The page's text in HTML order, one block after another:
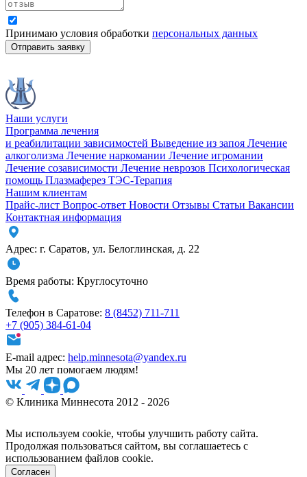
Принимаю условия обработки персональных данных
Отправить заявку
Наши услуги
Программа лечения
и реабилитации зависимостей Выведение из запоя Лечение
алкоголизма Лечение наркомании Лечение игромании
Лечение созависимости Лечение неврозов Психологическая
помощь Плазмаферез ТЭС-Терапия
Нашим клиентам
Прайс-лист Вопрос-ответ Новости Отзывы Статьи Вакансии
Контактная информация
Адрес: г. Саратов, ул. Белоглинская, д. 22
Время работы: Круглосуточно
Телефон в Саратове: 8 (8452) 711-711
+7 (905) 384-61-04
E-mail адрес: help.minnesota@yandex.ru
Мы 20 лет помогаем людям!
© Клиника Миннесота 2012 - 2026
Мы используем cookie, чтобы улучшить работу сайта.
Продолжая пользоваться сайтом, вы соглашаетесь с
использованием файлов cookie.
Согласен